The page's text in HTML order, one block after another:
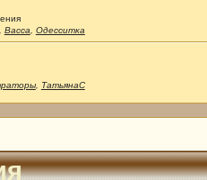
Васса Одесситка
, ТатьянаС